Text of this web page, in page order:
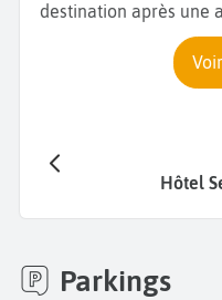
destination après une
Hôtel
Parkings